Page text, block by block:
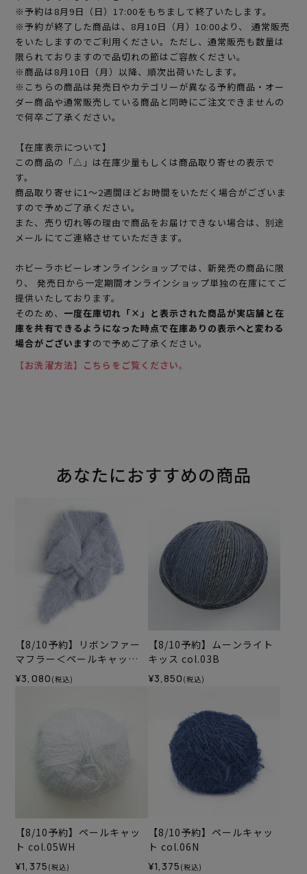
※予約は8月9日（日）17:00をもちまして終了いたします。
※予約が終了した商品は、8月10日（月）10:00より、 通常販売
をいたしますのでご利用ください。ただし、通常販売も数量は
限られておりますので品切れの節はご容赦ください。
※商品は8月10日（月）以降、順次出荷いたします。
※こちらの商品は発売日やカテゴリーが異なる予約商品・オー
ダー商品や通常販売している商品と同時にご注文できませんの
で何卒ご了承ください。
【在庫表示について】
この商品の「△」は在庫少量もしくは商品取り寄せの表示で
す。
商品取り寄せに1～2週間ほどお時間をいただく場合がございま
すので予めご了承ください。
また、売り切れ等の理由で商品をお届けできない場合は、別途
メールにてご連絡させていただきます。
ホビーラホビーレオンラインショップでは、新発売の商品に限
り、 発売日から一定期間オンラインショップ単独の在庫にてご
提供いたしております。
そのため、 一度在庫切れ「×」と表示された商品が実店舗と在
庫を共有できるようになった時点で在庫ありの表示へと変わる
場合がございますので予めご了承ください。
【お洗濯方法】こちらをご覧ください。
あなたにおすすめの商品
【8/10予約】リボンファー
マフラー＜ペールキャット0
3LB＞（編み物 材料セッ
ト）
¥3,080 (税込)
【8/10予約】ムーンライト
キッス col.03B
¥3,850 (税込)
【8/10予約】ペールキャッ
ト col.05WH
¥1,375 (税込)
【8/10予約】ペールキャッ
ト col.06N
¥1,375 (税込)